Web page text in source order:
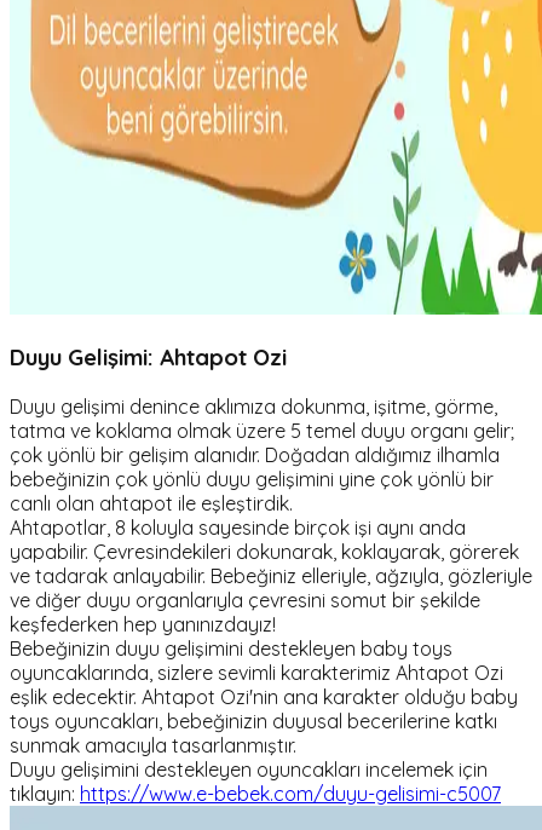
Duyu Gelişimi: Ahtapot Ozi
Duyu gelişimi denince aklımıza dokunma, işitme, görme,
tatma ve koklama olmak üzere 5 temel duyu organı gelir;
çok yönlü bir gelişim alanıdır. Doğadan aldığımız ilhamla
bebeğinizin çok yönlü duyu gelişimini yine çok yönlü bir
canlı olan ahtapot ile eşleştirdik.
Ahtapotlar, 8 koluyla sayesinde birçok işi aynı anda
yapabilir. Çevresindekileri dokunarak, koklayarak, görerek
ve tadarak anlayabilir. Bebeğiniz elleriyle, ağzıyla, gözleriyle
ve diğer duyu organlarıyla çevresini somut bir şekilde
keşfederken hep yanınızdayız!
Bebeğinizin duyu gelişimini destekleyen baby toys
oyuncaklarında, sizlere sevimli karakterimiz Ahtapot Ozi
eşlik edecektir. Ahtapot Ozi'nin ana karakter olduğu baby
toys oyuncakları, bebeğinizin duyusal becerilerine katkı
sunmak amacıyla tasarlanmıştır.
Duyu gelişimini destekleyen oyuncakları incelemek için
tıklayın: https://www.e-bebek.com/duyu-gelisimi-c5007